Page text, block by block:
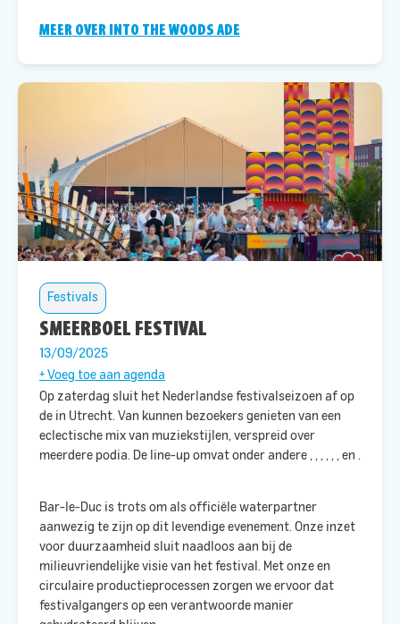
MEER OVER INTO THE WOODS ADE
Festivals
SMEERBOEL FESTIVAL
13/09/2025
+ Voeg toe aan agenda
Op zaterdag sluit het Nederlandse festivalseizoen af op
de in Utrecht. Van kunnen bezoekers genieten van een
eclectische mix van muziekstijlen, verspreid over
meerdere podia. De line-up omvat onder andere , , , , , , en .
Bar-le-Duc is trots om als officiële waterpartner
aanwezig te zijn op dit levendige evenement. Onze inzet
voor duurzaamheid sluit naadloos aan bij de
milieuvriendelijke visie van het festival. Met onze en
circulaire productieprocessen zorgen we ervoor dat
festivalgangers op een verantwoorde manier